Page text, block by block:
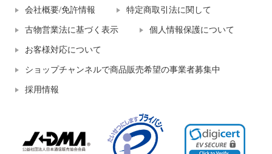
会社概要/免許情報 特定商取引法に関して
古物営業法に基づく表示 個人情報保護について
お客様対応について
ショップチャンネルで商品販売希望の事業者募集中
採用情報